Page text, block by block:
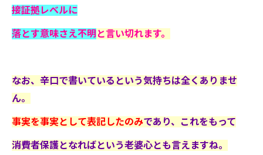
接証拠レベルに
落とす意味さえ不明 と言い切れます。
なお、辛口で書いているという気持ちは全くありませ
ん。
事実を事実として表記したのみであり、これをもって
消費者保護となればという老婆心とも言えますね。